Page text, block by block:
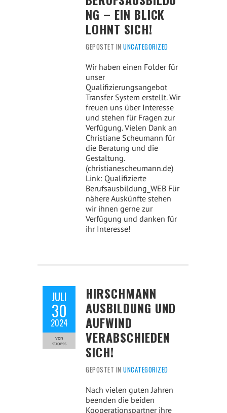
NG – EIN BLICK
LOHNT SICH!
GEPOSTET INUNCATEGORIZED
Wir haben einen Folder für
unser
Qualifizierungsangebot
Transfer System erstellt. Wir
freuen uns über Interesse
und stehen für Fragen zur
Verfügung. Vielen Dank an
Christiane Scheumann für
die Beratung und die
Gestaltung.
(christianescheumann.de)
Link: Qualifizierte
Berufsausbildung_WEB Für
nähere Auskünfte stehen
wir ihnen gerne zur
Verfügung und danken für
ihr Interesse!
JULI
30
2024
von
stroess
HIRSCHMANN
AUSBILDUNG UND
AUFWIND
VERABSCHIEDEN
SICH!
GEPOSTET INUNCATEGORIZED
Nach vielen guten Jahren
beenden die beiden
Kooperationspartner ihre